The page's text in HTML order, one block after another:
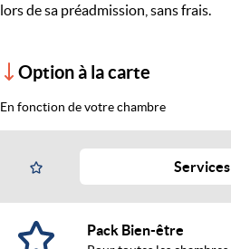
lors de sa préadmission, sans frais.
Option à la carte
En fonction de votre chambre
Services
Pack Bien-être